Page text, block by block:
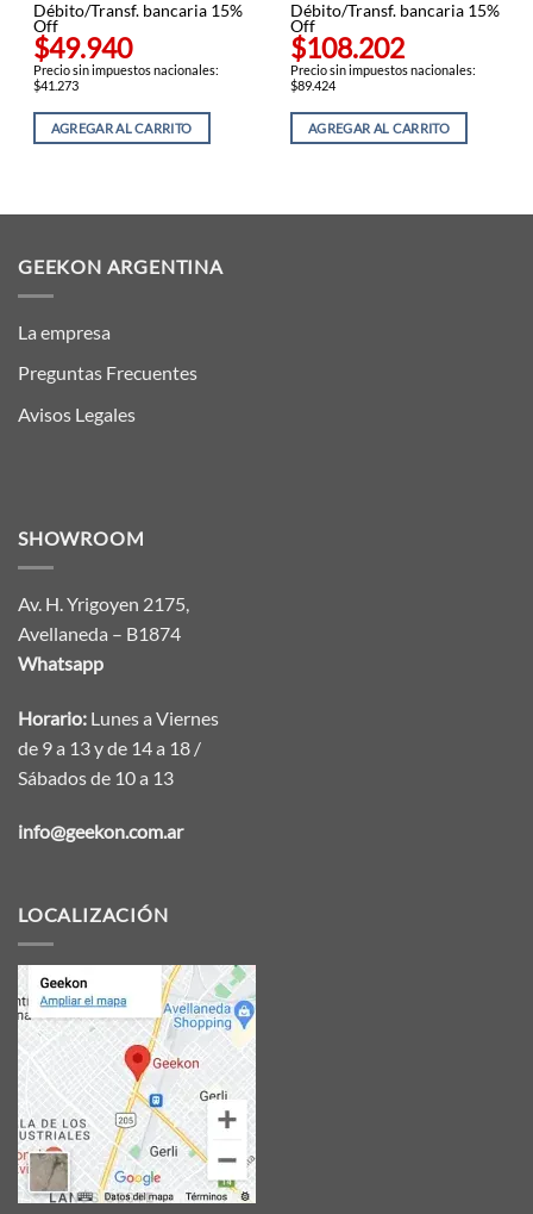
Débito/Transf. bancaria 15%
Off
$49.940
Precio sin impuestos nacionales:
$41.273
AGREGAR AL CARRITO
Débito/Transf. bancaria 15%
Off
$108.202
Precio sin impuestos nacionales:
$89.424
AGREGAR AL CARRITO
GEEKON ARGENTINA
La empresa
Preguntas Frecuentes
Avisos Legales
SHOWROOM
Av. H. Yrigoyen 2175,
Avellaneda – B1874
Whatsapp
Horario: Lunes a Viernes
de 9 a 13 y de 14 a 18 /
Sábados de 10 a 13
info@geekon.com.ar
LOCALIZACIÓN